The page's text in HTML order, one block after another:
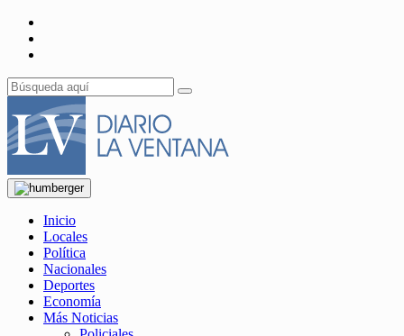
Inicio
Locales
Política
Nacionales
Deportes
Economía
Más Noticias